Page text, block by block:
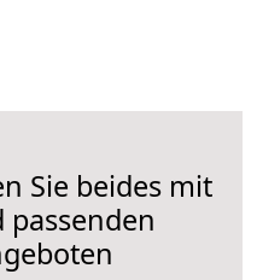
Sie beides mit